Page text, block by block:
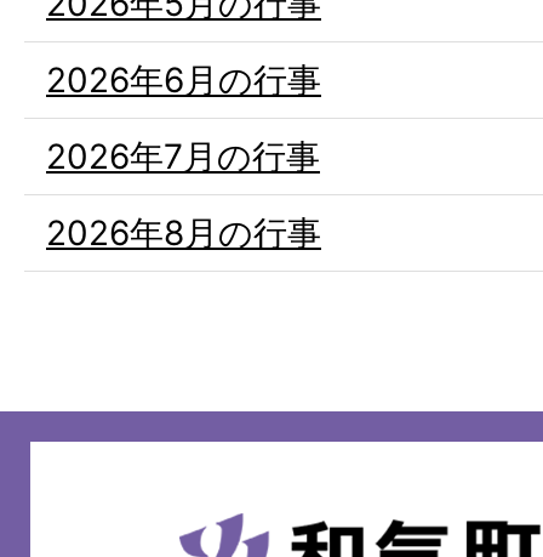
2026年6月の行事
2026年7月の行事
2026年8月の行事
和